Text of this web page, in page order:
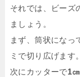
それでは、ビーズ
ましょう。
まず、筒状になっ
ミで切り広げます。
次にカッターで1